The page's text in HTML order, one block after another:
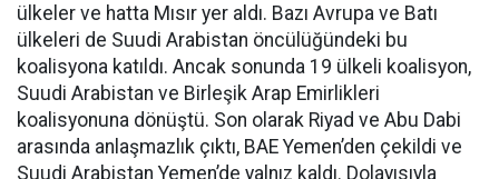
ülkeler ve hatta Mısır yer aldı. Bazı Avrupa ve Batı
ülkeleri de Suudi Arabistan öncülüğündeki bu
koalisyona katıldı. Ancak sonunda 19 ülkeli koalisyon,
Suudi Arabistan ve Birleşik Arap Emirlikleri
koalisyonuna dönüştü. Son olarak Riyad ve Abu Dabi
arasında anlaşmazlık çıktı, BAE Yemen’den çekildi ve
Suudi Arabistan Yemen’de yalnız kaldı. Dolayısıyla